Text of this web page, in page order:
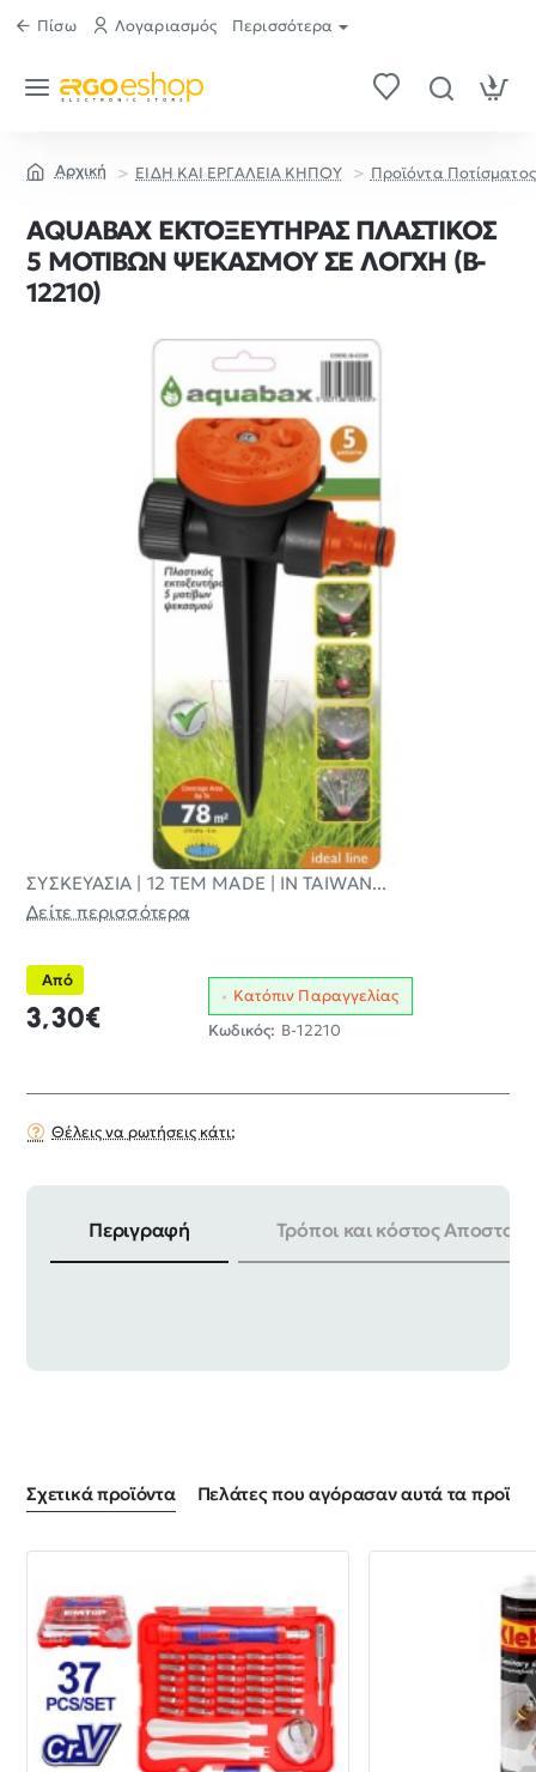
Πίσω Λογαριασμός Περισσότερα
ΕΙΔΗ ΚΑΙ ΕΡΓΑΛΕΙΑ ΚΗΠΟΥ Προϊόντα Ποτίσματος
AQUABAX ΕΚΤΟΞΕΥΤΗΡΑΣ ΠΛΑΣΤΙΚΟΣ
5 ΜΟΤΙΒΩΝ ΨΕΚΑΣΜΟΥ ΣΕ ΛΟΓΧΗ (B-
12210)
ΣΥΣΚΕΥΑΣΙΑ | 12 ΤΕΜ MADE | IN TAIWAN...
Δείτε περισσότερα
Από
3,30€
Κατόπιν Παραγγελίας
Κωδικός: B-12210
Θέλεις να ρωτήσεις κάτι;
Περιγραφή Τρόποι και κόστος
ΣΥΣΚΕΥΑΣΙΑ | 12 ΤΕΜ MADE | IN TAIWAN
Σχετικά προϊόντα Πελάτες που αγόρασαν αυτά τα